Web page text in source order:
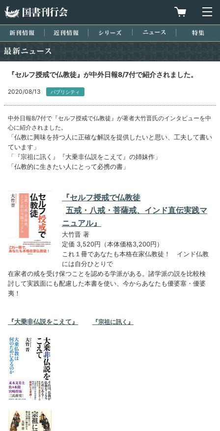
買物カゴを
新刊情報 近刊情報 シリーズ ニュース
『セルフ授戒で仏教徒』が中外日報8/7付で紹介されました。
2020/08/13 パブリシティ
中外日報8/7付で『セルフ授戒で仏教徒』が著者大竹晋氏のインタビューを中
心に紹介されました。
「仏教に興味を持つ人に正確な解説を提供したいと思い、工夫して書い
ています」
「『宗祖に訊く』『大乗非仏説をこえて』の姉妹作」
「仏教的に生きたい人にとって必携の書」
『セルフ授戒で仏教徒
五戒・八戒・菩薩戒、インド直伝実践マ
ニュアル』
大竹晋 著
定価 3,520円（本体価格3,200円）
これ１冊であなたも本格在家仏教徒！ インド仏教
には自分ひとりで
在家者の戒を受け保つことを認める学派がある。諸学派の説を比較検
討して実践面にも配慮した本書を使い、今からあなたも優婆塞・優婆
夷！
『大乗非仏説をこえて』 『宗祖に訊く』